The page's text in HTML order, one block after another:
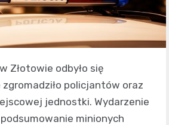
Złotowie odbyło się
policjantów oraz
jednostki. Wydarzenie
minionych